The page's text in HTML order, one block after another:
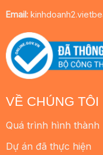
VỀ CHÚNG TÔI
Quá trình hình thành
Dự án đã thực hiện
Email: